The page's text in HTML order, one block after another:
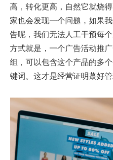
高，转化更高，自然它就烧
家也会发现一个问题，如果
告呢，我们无法人工干预每
方式就是，一个广告活动推
组，可以包含这个产品的多
键词。这才是经营证明蕞好管